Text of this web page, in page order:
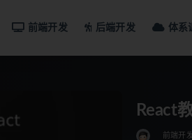
前端开发 后端开发 体系
React
前端开